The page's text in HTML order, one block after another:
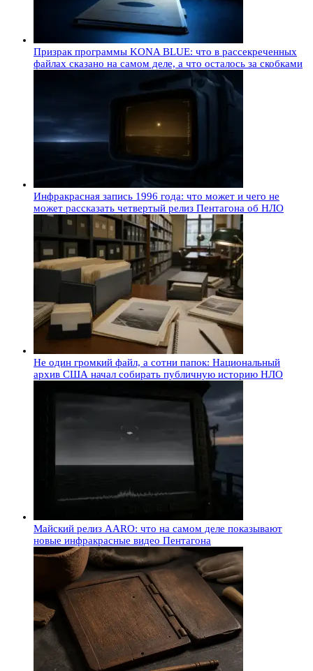
Призрак программы KONA BLUE: что в рассекреченных
файлах сказано на самом деле, а что осталось за скобками
Инфракрасная запись 1996 года: что может и чего не
может рассказать четвертый релиз Пентагона об НЛО
Не один громкий файл, а сотни папок: Национальный
архив США начал собирать публичную историю НЛО
Майский релиз AARO: что на самом деле показывают
новые инфракрасные видео Пентагона